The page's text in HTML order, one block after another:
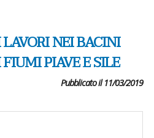
NEI BACINI
PIAVE E SILE
Pubblicato il 11/03/2019